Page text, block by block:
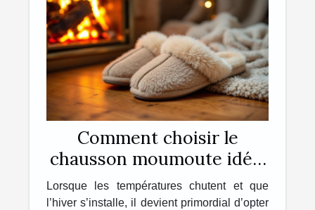
Comment choisir le
chausson moumoute idéal
pour l'hiver ?
Lorsque les températures chutent et que
l’hiver s’installe, il devient primordial d’opter